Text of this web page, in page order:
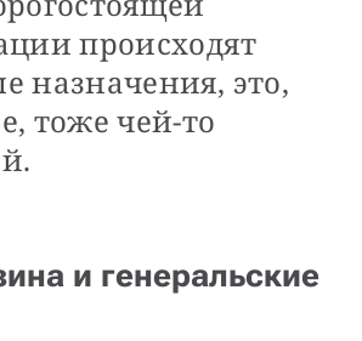
происходят
назначения, это,
тоже чей-то
и генеральские